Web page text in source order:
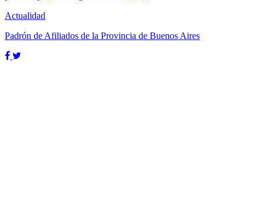
Actualidad
Padrón de Afiliados de la Provincia de Buenos Aires